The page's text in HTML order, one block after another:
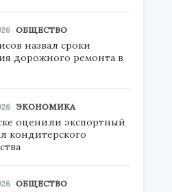
ОБЩЕСТВО
назвал сроки
дорожного ремонта в
ЭКОНОМИКА
оценили экспортный
кондитерского
ОБЩЕСТВО